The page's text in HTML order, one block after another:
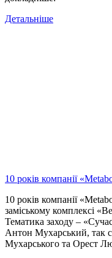
Детальніше
10 років компанії
10 років компанії
заміському комплексі
Тематика заходу –
Антон Мухарський, так
Мухарського та Орест